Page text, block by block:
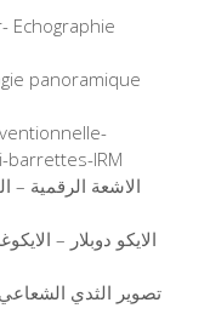
Echographie
panoramique
IRM
الاشعة الرقمية –
الايكو دوبلار –
تصوير الثدي الشعاعي